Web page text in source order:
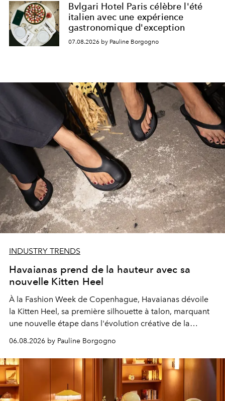
Bvlgari Hotel Paris célèbre l'été
italien avec une expérience
gastronomique d'exception
07.08.2026 by Pauline Borgogno
INDUSTRY TRENDS
Havaianas prend de la hauteur avec sa
nouvelle Kitten Heel
À la Fashion Week de Copenhague, Havaianas dévoile
la Kitten Heel, sa première silhouette à talon, marquant
une nouvelle étape dans l'évolution créative de la
06.08.2026 by Pauline Borgogno